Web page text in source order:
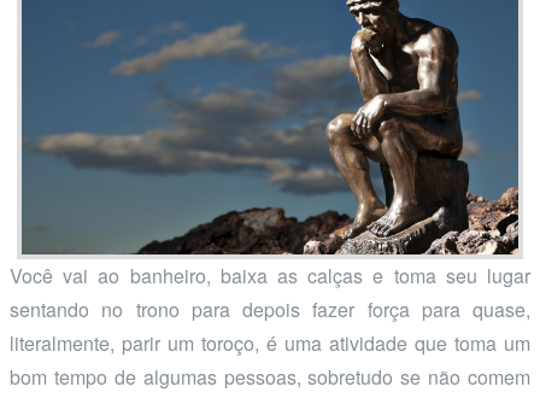
Você vai ao banheiro, baixa as calças e toma seu lugar
sentando no trono para depois fazer força para quase,
literalmente, parir um toroço, é uma atividade que toma um
bom tempo de algumas pessoas, sobretudo se não comem